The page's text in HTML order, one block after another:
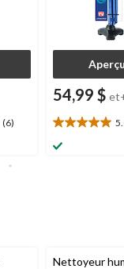
(6)
54,99 $
5.0
étoile(s)
Nettoyeur